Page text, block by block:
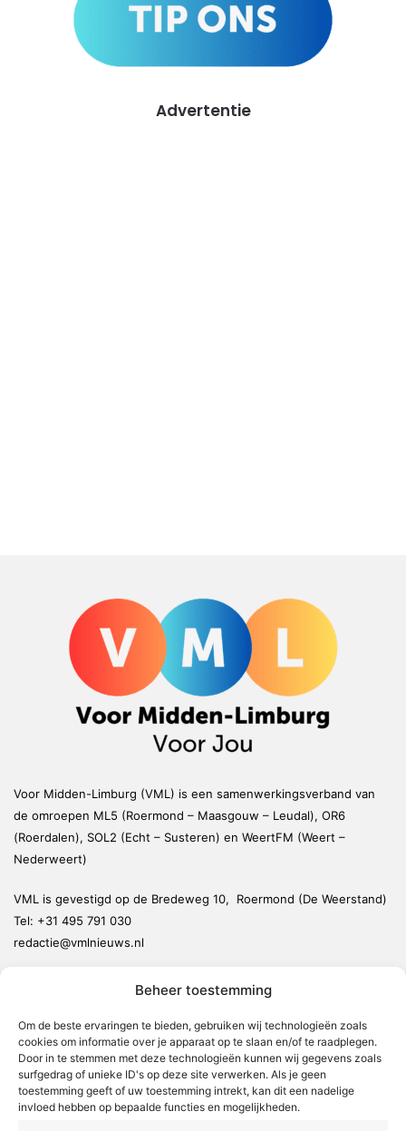
Beheer toestemming
Om de beste ervaringen te bieden, gebruiken wij technologieën zoals
cookies om informatie over je apparaat op te slaan en/of te raadplegen.
Door in te stemmen met deze technologieën kunnen wij gegevens zoals
surfgedrag of unieke ID's op deze site verwerken. Als je geen
toestemming geeft of uw toestemming intrekt, kan dit een nadelige
invloed hebben op bepaalde functies en mogelijkheden.
Advertentie
Voor Midden-Limburg (VML) is een samenwerkingsverband van
de omroepen ML5 (Roermond – Maasgouw – Leudal), OR6
(Roerdalen), SOL2 (Echt – Susteren) en WeertFM (Weert –
Nederweert)
VML is gevestigd op de Bredeweg 10, Roermond (De Weerstand)
Tel: +31 495 791 030
redactie@vmlnieuws.nl
Leudal
Maasgouw
Echt-Susteren